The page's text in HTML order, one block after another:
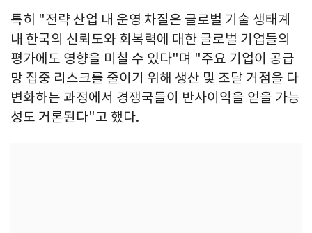
특히 "전략 산업 내 운영 차질은 글로벌 기술 생태계
내 한국의 신뢰도와 회복력에 대한 글로벌 기업들의
평가에도 영향을 미칠 수 있다"며 "주요 기업이 공급
망 집중 리스크를 줄이기 위해 생산 및 조달 거점을 다
변화하는 과정에서 경쟁국들이 반사이익을 얻을 가능
성도 거론된다"고 했다.